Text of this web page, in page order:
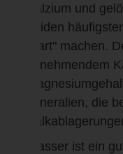
Kalzium und
beiden
"hart" machen.
zunehmendem
Mineralien, die
Wasser ist ein